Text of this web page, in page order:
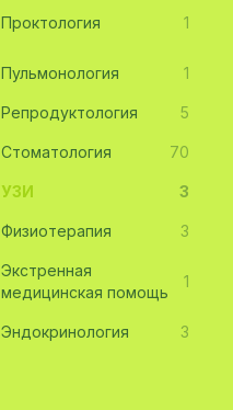
Проктология 1
Пульмонология 1
Репродуктология 5
Стоматология 70
УЗИ 3
Физиотерапия 3
Экстренная
медицинская помощь
1
Эндокринология 3